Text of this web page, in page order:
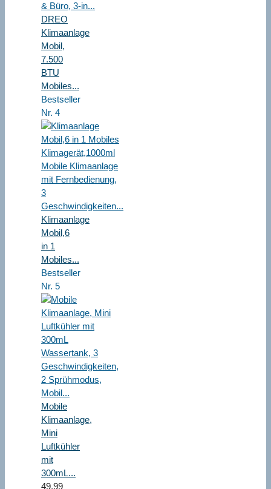
DREO
Klimaanlage
Mobil,
7.500
BTU
Mobiles...
Bestseller
Nr. 4
Klimaanlage
Mobil,6
in 1
Mobiles...
Bestseller
Nr. 5
Mobile
Klimaanlage,
Mini
Luftkühler
mit
300mL...
49,99